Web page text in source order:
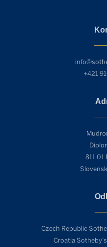
+421
811 01
Czech Republic
Croatia